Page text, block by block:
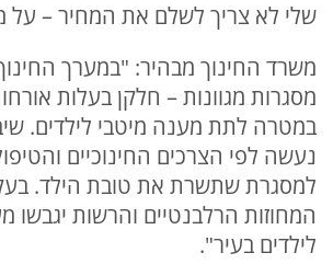
שלי לא צריך לשלם את המחיר – על
משרד החינוך מבהיר: "במערך
מסגרות מגוונות – חלקן בעלות
במטרה לתת מענה מיטבי לילדים.
נעשה לפי הצרכים החינוכיים
למסגרת שתשרת את טובת הילד.
המחוזות הרלבנטיים והרשות יגבשו
לילדים בעיר".